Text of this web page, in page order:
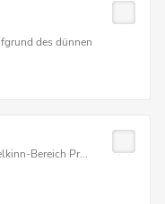
des dünnen
Bereich Pr...